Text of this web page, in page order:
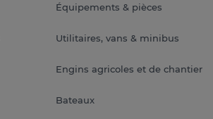
Équipements & pièces
Utilitaires, vans & minibus
Engins agricoles et de chantier
Bateaux